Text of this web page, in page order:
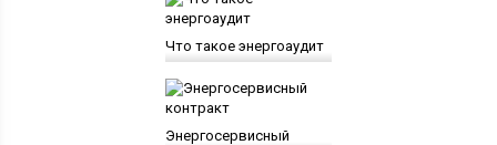
Что такое энергоаудит
Энергосервисный